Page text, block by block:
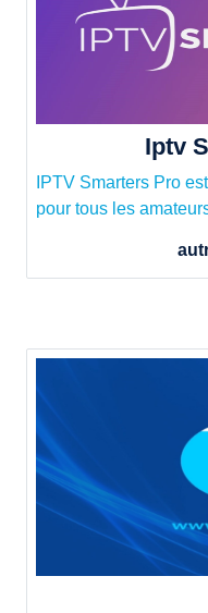
Iptv
IPTV Smarters Pro
pour tous les